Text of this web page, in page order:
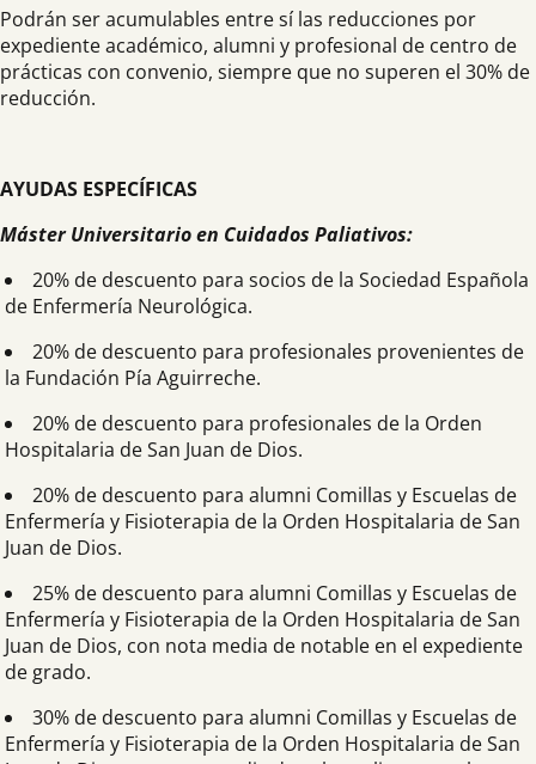
Podrán ser acumulables entre sí las reducciones por
expediente académico, alumni y profesional de centro de
prácticas con convenio, siempre que no superen el 30% de
reducción.
AYUDAS ESPECÍFICAS
Máster Universitario en Cuidados Paliativos:
20% de descuento para socios de la Sociedad Española
de Enfermería Neurológica.
20% de descuento para profesionales provenientes de
la Fundación Pía Aguirreche.
20% de descuento para profesionales de la Orden
Hospitalaria de San Juan de Dios.
20% de descuento para alumni Comillas y Escuelas de
Enfermería y Fisioterapia de la Orden Hospitalaria de San
Juan de Dios.
25% de descuento para alumni Comillas y Escuelas de
Enfermería y Fisioterapia de la Orden Hospitalaria de San
Juan de Dios, con nota media de notable en el expediente
de grado.
30% de descuento para alumni Comillas y Escuelas de
Enfermería y Fisioterapia de la Orden Hospitalaria de San